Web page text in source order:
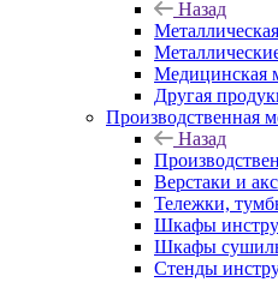
Назад
Медицинская
Другая
Производственная
Назад
Верстаки и
Тележки,
Шкафы
Шкафы
Стенды